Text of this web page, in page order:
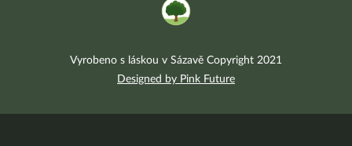
Vyrobeno s láskou v Sázavě Copyright 2021
Designed by Pink Future